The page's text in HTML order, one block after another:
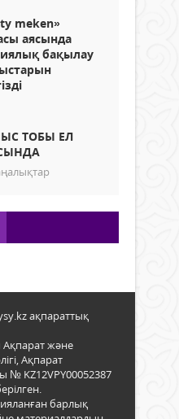
meken»
аясында
бақылау
ТОБЫ ЕЛ
ақпараттық
Ақпарат және
Ақпарат
№ KZ12VPY00052387
барлық